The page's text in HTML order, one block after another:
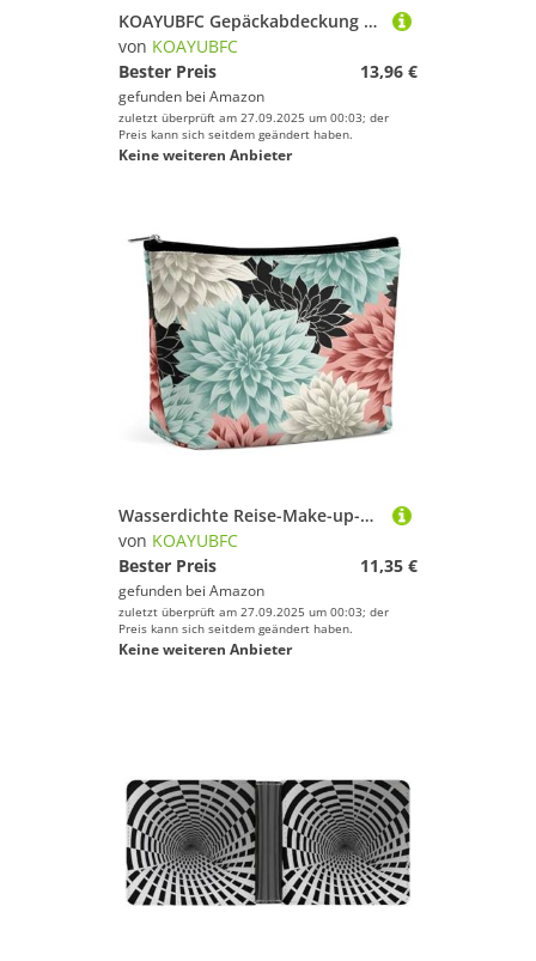
KOAYUBFC Gepäckabdeckung mit afrikanischem Druck-Design, TSA-geprüft, elastisch, waschbar, Anzughülle, kratzfest, Reisegepäckhülle, Koffer-Schutz, passend für, Afrikanisches Druckdesign, S
von KOAYUBFC
Bester Preis
13,96 €
gefunden bei Amazon
zuletzt überprüft am 27.09.2025 um 00:03; der
Preis kann sich seitdem geändert haben.
Keine weiteren Anbieter
Wasserdichte Reise-Make-up-Tasche, Organizer, PU-Leder, Dahlien-Blume, Kosmetiktasche, kleiner Kulturbeutel, niedlich, tragbare Reißverschlusstasche für Damen und Herren, Reisezubehör
von KOAYUBFC
Bester Preis
11,35 €
gefunden bei Amazon
zuletzt überprüft am 27.09.2025 um 00:03; der
Preis kann sich seitdem geändert haben.
Keine weiteren Anbieter